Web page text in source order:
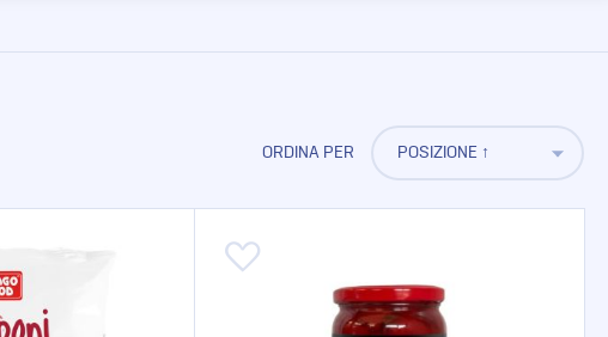
ORDINA PER
Aggiungi alla lista desideri